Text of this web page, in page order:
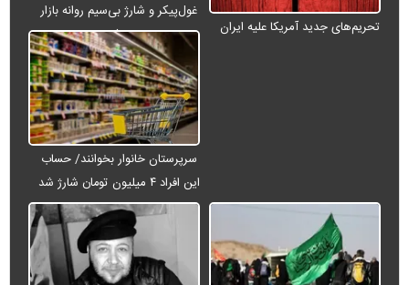
تحریم‌های جدید آمریکا علیه ایران
غول‌پیکر و شارژ بی‌سیم روانه بازار
می‌شود
سرپرستان خانوار بخوانند/ حساب
این افراد ۴ میلیون تومان شارژ شد